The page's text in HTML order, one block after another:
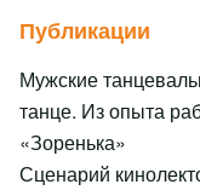
Публикации
Мужские
танце. Из опыта
«Зоренька»
Сценарий